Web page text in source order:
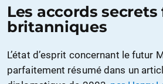
Les accords secrets
britanniques
L’état d’esprit concernant le futur
parfaitement résumé dans un